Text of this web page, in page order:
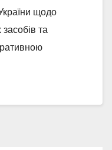
щодо
та